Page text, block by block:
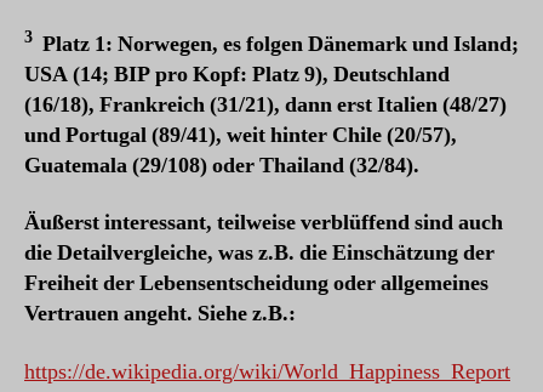
3 Platz 1: Norwegen, es folgen Dänemark und Island;
USA (14; BIP pro Kopf: Platz 9), Deutschland
(16/18), Frankreich (31/21), dann erst Italien (48/27)
und Portugal (89/41), weit hinter Chile (20/57),
Guatemala (29/108) oder Thailand (32/84).
Äußerst interessant, teilweise verblüffend sind auch
die Detailvergleiche, was z.B. die Einschätzung der
Freiheit der Lebensentscheidung oder allgemeines
Vertrauen angeht. Siehe z.B.:
https://de.wikipedia.org/wiki/World_Happiness_Report